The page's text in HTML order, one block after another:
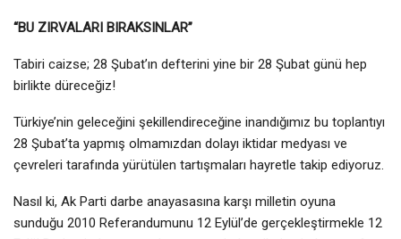
“BU ZIRVALARI BIRAKSINLAR”
Tabiri caizse; 28 Şubat’ın defterini yine bir 28 Şubat günü hep
birlikte düreceğiz!
Türkiye’nin geleceğini şekillendireceğine inandığımız bu toplantıyı
28 Şubat’ta yapmış olmamızdan dolayı iktidar medyası ve
çevreleri tarafında yürütülen tartışmaları hayretle takip ediyoruz.
Nasıl ki, Ak Parti darbe anayasasına karşı milletin oyuna
sunduğu 2010 Referandumunu 12 Eylül’de gerçekleştirmekle 12